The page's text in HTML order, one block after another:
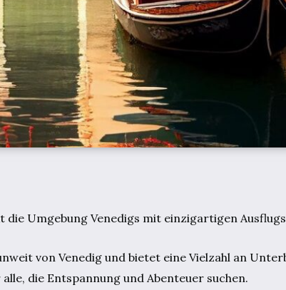
Umgebung Venedigs mit einzigartigen
von Venedig und bietet eine Vielzahl an
die Entspannung und Abenteuer suchen.